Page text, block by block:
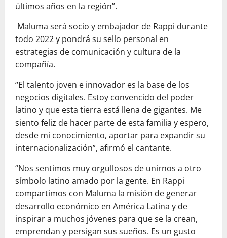
últimos años en la región”.
Maluma será socio y embajador de Rappi durante
todo 2022 y pondrá su sello personal en
estrategias de comunicación y cultura de la
compañía.
“El talento joven e innovador es la base de los
negocios digitales. Estoy convencido del poder
latino y que esta tierra está llena de gigantes. Me
siento feliz de hacer parte de esta familia y espero,
desde mi conocimiento, aportar para expandir su
internacionalización”, afirmó el cantante.
“Nos sentimos muy orgullosos de unirnos a otro
símbolo latino amado por la gente. En Rappi
compartimos con Maluma la misión de generar
desarrollo económico en América Latina y de
inspirar a muchos jóvenes para que se la crean,
emprendan y persigan sus sueños. Es un gusto